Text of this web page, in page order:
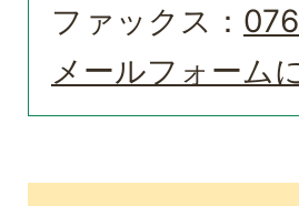
ファックス：
メールフォーム